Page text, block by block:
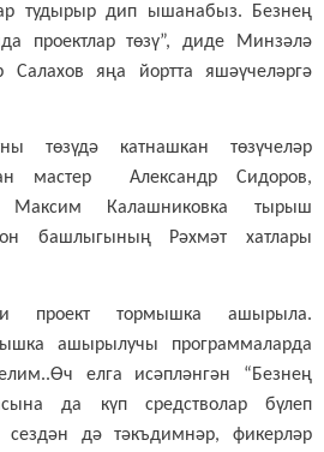
тудырыр дип ышанабыз. Безнең
проектлар төзү”, диде Минзәлә
яңа йортта яшәүчеләргә
төзүдә катнашкан төзүчеләр
мастер Александр Сидоров,
Максим Калашниковка тырыш
башлыгының Рәхмәт хатлары
проект тормышка ашырыла.
ашырылучы программаларда
елга исәпләнгән “Безнең
да күп средстволар бүлеп
дә тәкъдимнәр, фикерләр